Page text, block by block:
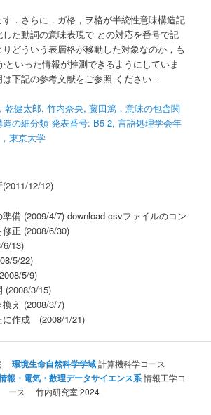
．さらに，ガ格，ヲ格が半統性意味構造記
た動詞の意味表現で との対応を番号で記
どういう表層格が移動した対象なのか，も
といった情報が推測できるようにしていま
下記の参考文献をご参照 ください．
乾健太郎, 竹内奈央, 藤田篤，意味の包含関
の細分類 発表番号: B5-2, 言語処理学会年
東京大学
12/12)
備 (2009/4/7) download csvファイルのコン
正 (2008/6/30)
6/13)
5/22)
5/9)
(2008/3/15)
え (2008/3/7)
に作成 (2008/1/21)
環境生命自然科学学域計算機科学コース
・電気・数理データサイエンス系情報工学コ
ース 竹内研究室 2024